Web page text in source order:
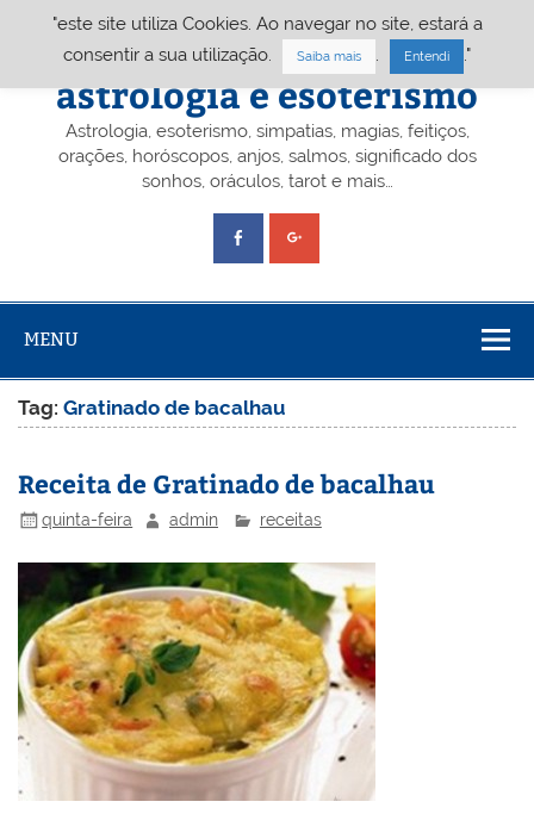
Portal A&E – Portal
astrologia e esoterismo
Astrologia, esoterismo, simpatias, magias, feitiços,
orações, horóscopos, anjos, salmos, significado dos
sonhos, oráculos, tarot e mais…
MENU
Tag:Gratinado de bacalhau
Receita de Gratinado de bacalhau
quinta-feira admin receitas
"este site utiliza Cookies. Ao navegar no site, estará a
consentir a sua utilização.
Saiba mais Entendi ."